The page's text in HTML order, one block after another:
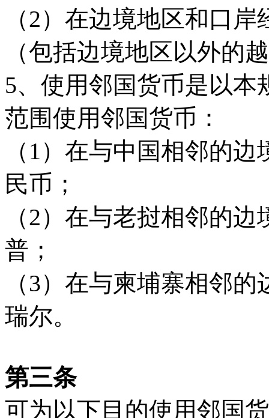
（2）在边境地区和口
（包括边境地区以外的
5、使用邻国货币是以
范围使用邻国货币：
（1）在与中国相邻的
民币；
（2）在与老挝相邻的
普；
（3）在与柬埔寨相邻
瑞尔。
第三条
可为以下目的使用邻国